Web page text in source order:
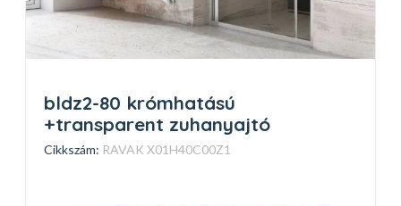
bldz2-80 krómhatású
+transparent zuhanyajtó
Cikkszám: RAVAK X01H40C00Z1